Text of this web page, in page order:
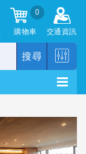
0
購物車 交通資訊
搜尋